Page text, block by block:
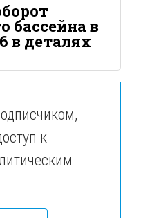
бассейна в
в деталях
к